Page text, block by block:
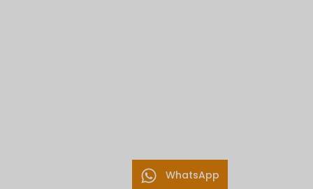
WhatsApp